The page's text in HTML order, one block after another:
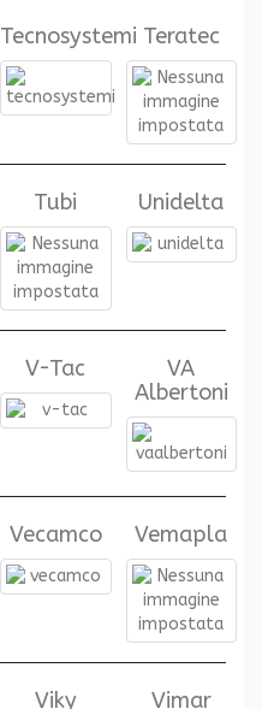
Tecnosystemi Teratec
Tubi Unidelta
V-Tac
VA
Albertoni
Vecamco Vemapla
Viky Vimar